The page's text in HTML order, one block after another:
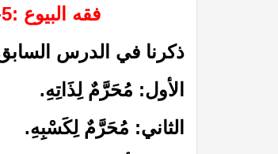
فقه البيوع :5-المحرم من البيوع بسبب الظلم والغرر
ذكرنا في الدرس
الأول: مُحَرَّمٌ لِذَاتِهِ.
الثاني: مُحَرَّمٌ لِكَسْبِهِ.